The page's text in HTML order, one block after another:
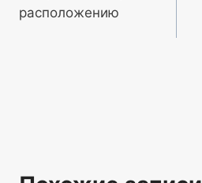
расположению